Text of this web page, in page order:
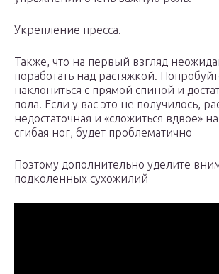
Укрепление пресса.
Также, что на первый взгляд
поработать над растяжкой.
наклониться с прямой спиной и
пола. Если у вас это не получилось,
недостаточная и «сложиться вдвое»
сгибая ног, будет проблематично
Поэтому дополнительно уделите
подколенных сухожилий